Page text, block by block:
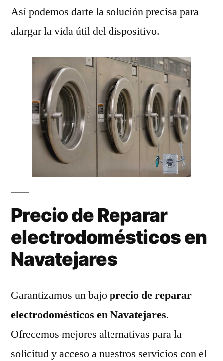
Así podemos darte la solución precisa para
alargar la vida útil del dispositivo.
Precio de Reparar
electrodomésticos en
Navatejares
Garantizamos un bajoprecio de reparar
electrodomésticos en Navatejares.
Ofrecemos mejores alternativas para la
solicitud y acceso a nuestros servicios con el